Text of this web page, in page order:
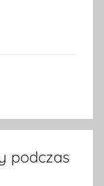
podczas